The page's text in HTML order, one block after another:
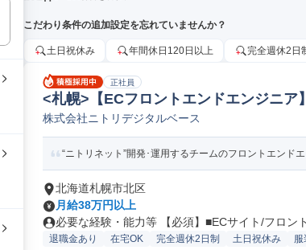
こだわり条件の追加設定を忘れていませんか？
土日祝休み 年間休日120日以上 完全週休2日
正社員
<札幌>【ECフロントエンドエンジニア
ンドエンジニア
株式会社ニトリデジタルベース
“ニトリネット”開発･運用するチームのフロントエンド
北海道札幌市北区
月給38万円以上
必要な経験・能力等 【必須】■ECサイト/フロン
退職金あり 在宅OK 完全週休2日制 土日祝休み 服